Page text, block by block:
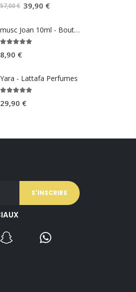
57,00€ Le
initial
était :
39,90 €Le
actuel
musc Joan 10ml - Boutique
8,90 €
Yara - Lattafa Perfumes
29,90 €